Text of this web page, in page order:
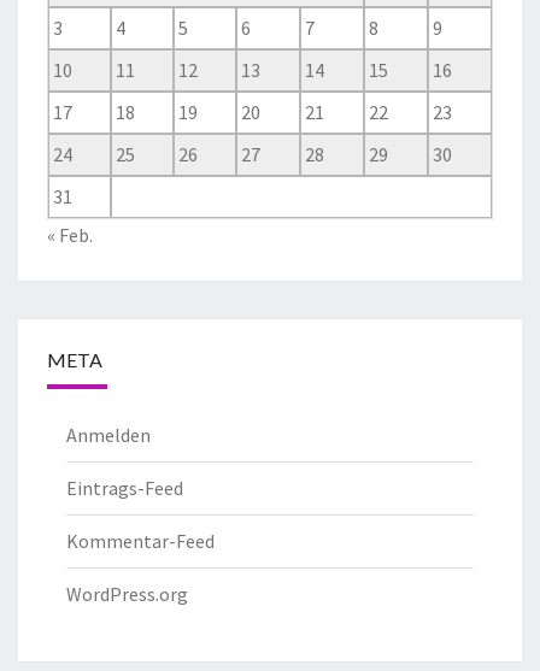
3
4 5 6 7 8
9
10
11 12 13 14 15
16
17
18 19 20 21 22
23
24
25 26 27 28 29
30
31
« Feb.
META
Anmelden
Eintrags-Feed
Kommentar-Feed
WordPress.org